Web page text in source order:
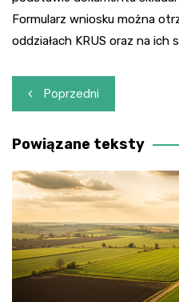
Formularz wniosku można
oddziałach KRUS oraz na
Nawigacja
wpisu
Poprzedni
Powiązane teksty